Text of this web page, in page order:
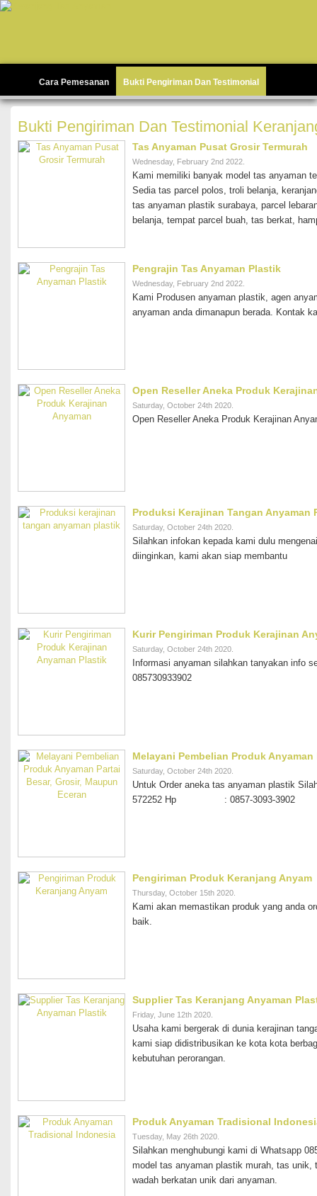
Cara Pemesanan Bukti Pengiriman Dan Testimonial
Bukti Pengiriman Dan Testimonial
Tas Anyaman Pusat Grosir Termurah
Wednesday, February 2nd 2022.
Kami memiliki banyak model tas anyaman
Sedia tas parcel polos, troli belanja,
tas anyaman plastik surabaya, parcel
belanja, tempat parcel buah, tas berkat,
Pengrajin Tas Anyaman Plastik
Wednesday, February 2nd 2022.
Kami Produsen anyaman plastik, agen
anyaman anda dimanapun berada. Kontak
Open Reseller Aneka Produk
Saturday, October 24th 2020.
Open Reseller Aneka Produk Kerajinan
Produksi Kerajinan Tangan Anyaman
Saturday, October 24th 2020.
Silahkan infokan kepada kami dulu
diinginkan, kami akan siap membantu
Kurir Pengiriman Produk Kerajinan
Saturday, October 24th 2020.
Informasi anyaman silahkan tanyakan info
085730933902
Melayani Pembelian Produk
Saturday, October 24th 2020.
Untuk Order aneka tas anyaman
572252 Hp : 0857-3093-3902
Pengiriman Produk Keranjang Anyam
Thursday, October 15th 2020.
Kami akan memastikan produk yang anda
baik.
Supplier Tas Keranjang Anyaman
Friday, June 12th 2020.
Usaha kami bergerak di dunia kerajinan
kami siap didistribusikan ke kota kota
kebutuhan perorangan.
Produk Anyaman Tradisional
Tuesday, May 26th 2020.
Silahkan menghubungi kami di Whatsapp
model tas anyaman plastik murah, tas
wadah berkatan unik dari anyaman.